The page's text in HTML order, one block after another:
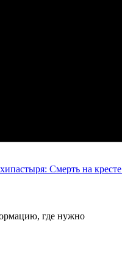
Смерть на кресте
где нужно